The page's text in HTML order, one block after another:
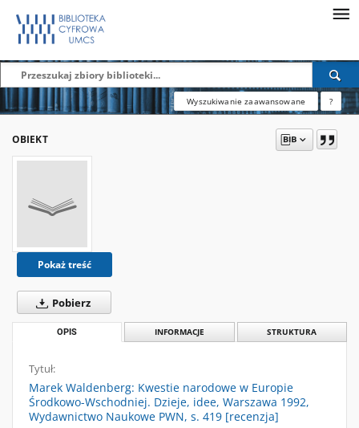
Wyszukiwanie zaawansowane ?
OBIEKT
Pokaż treść
Pobierz
OPIS INFORMACJE STRUKTURA
Tytuł:
Marek Waldenberg: Kwestie narodowe w Europie
Środkowo-Wschodniej. Dzieje, idee, Warszawa 1992,
Wydawnictwo Naukowe PWN, s. 419 [recenzja]